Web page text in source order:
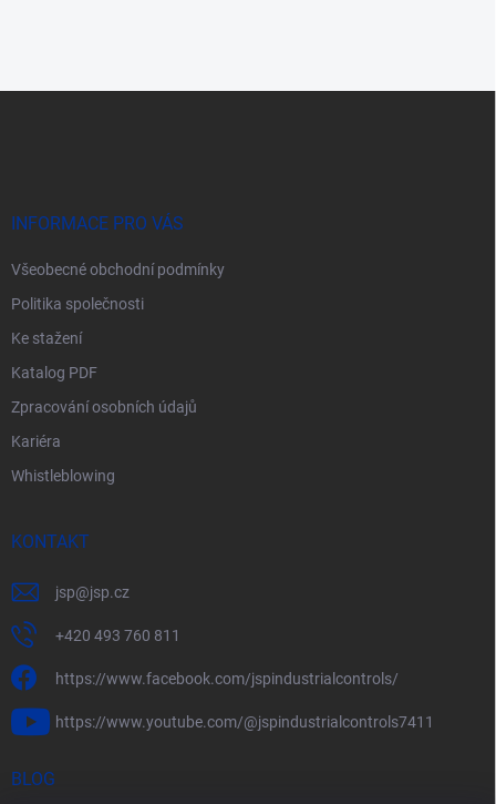
INFORMACE PRO VÁS
Všeobecné obchodní podmínky
Politika společnosti
Ke stažení
Katalog PDF
Zpracování osobních údajů
Kariéra
Whistleblowing
KONTAKT
jsp@jsp.cz
+420 493 760 811
https://www.facebook.com/jspindustrialcontrols/
https://www.youtube.com/@jspindustrialcontrols7411
BLOG